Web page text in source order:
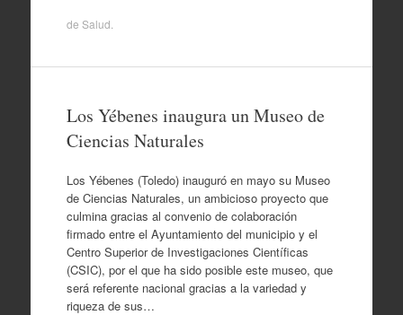
de Salud
Los Yébenes inaugura un Museo de
Ciencias Naturales
Los Yébenes (Toledo) inauguró en mayo su Museo
de Ciencias Naturales, un ambicioso proyecto que
culmina gracias al convenio de colaboración
firmado entre el Ayuntamiento del municipio y el
Centro Superior de Investigaciones Científicas
(CSIC), por el que ha sido posible este museo, que
será referente nacional gracias a la variedad y
riqueza de sus…